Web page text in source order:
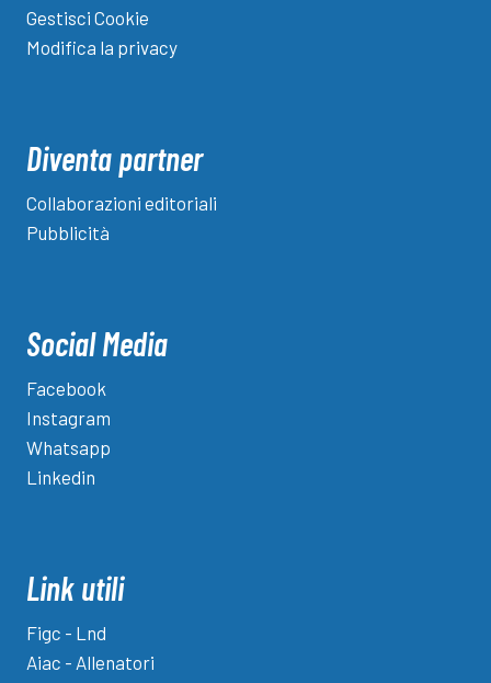
Gestisci Cookie
Modifica la privacy
Diventa partner
Collaborazioni editoriali
Pubblicità
Social Media
Facebook
Instagram
Whatsapp
Linkedin
Link utili
Figc - Lnd
Aiac - Allenatori